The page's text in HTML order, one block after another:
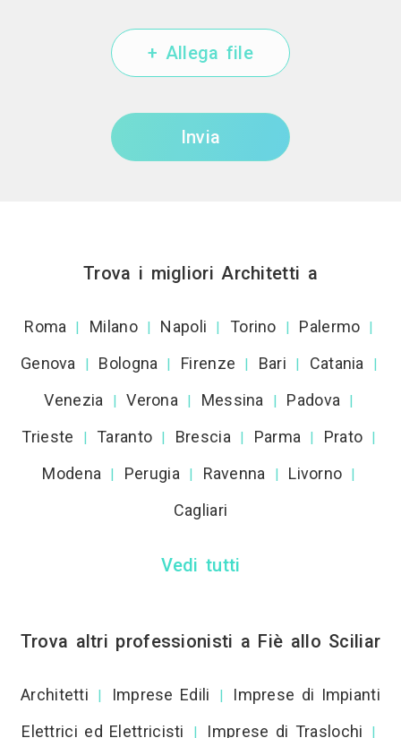
+ Allega file
Invia
Trova i migliori Architetti a
Roma | Milano | Napoli | Torino | Palermo |
Genova | Bologna | Firenze | Bari | Catania |
Venezia | Verona | Messina | Padova |
Trieste | Taranto | Brescia | Parma | Prato |
Modena | Perugia | Ravenna | Livorno |
Cagliari
Vedi tutti
Trova altri professionisti a Fiè allo Sciliar
Architetti | Imprese Edili |
Imprese di Impianti
Elettrici ed Elettricisti
| Imprese di Traslochi |